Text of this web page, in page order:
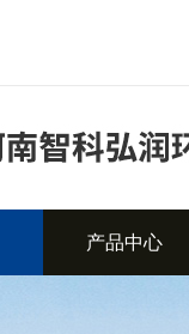
产品中心